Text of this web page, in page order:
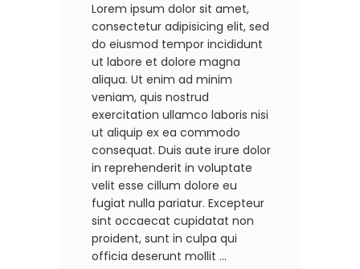
Lorem ipsum dolor sit amet,
consectetur adipisicing elit, sed
do eiusmod tempor incididunt
ut labore et dolore magna
aliqua. Ut enim ad minim
veniam, quis nostrud
exercitation ullamco laboris nisi
ut aliquip ex ea commodo
consequat. Duis aute irure dolor
in reprehenderit in voluptate
velit esse cillum dolore eu
fugiat nulla pariatur. Excepteur
sint occaecat cupidatat non
proident, sunt in culpa qui
officia deserunt mollit